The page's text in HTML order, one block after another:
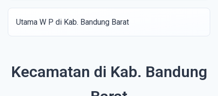
Utama W P di Kab. Bandung Barat
Kecamatan di Kab. Bandung